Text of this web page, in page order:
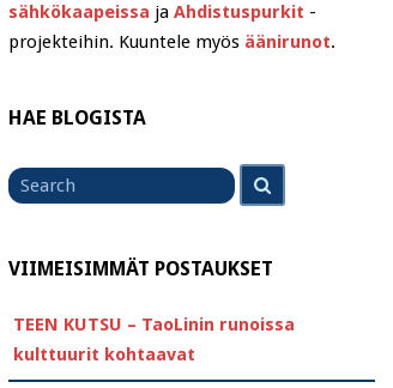
sähkökaapeissa ja Ahdistuspurkit -
projekteihin. Kuuntele myös äänirunot.
HAE BLOGISTA
for
VIIMEISIMMÄT POSTAUKSET
TEEN KUTSU – TaoLinin runoissa
kulttuurit kohtaavat